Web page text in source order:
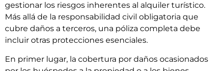
gestionar los riesgos inherentes al alquiler turístico.
Más allá de la responsabilidad civil obligatoria que
cubre daños a terceros, una póliza completa debe
incluir otras protecciones esenciales.
En primer lugar, la cobertura por daños ocasionados